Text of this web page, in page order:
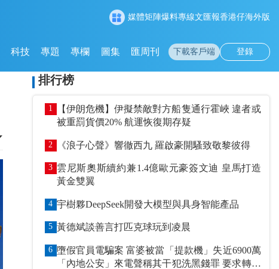
媒體矩陣爆料專線文匯報香港仔海外版
科技 專題 專欄 圖集 匯周刊 下載客戶端 登錄
排行榜
1
【伊朗危機】伊擬禁敵對方船隻通行霍峽 違者或
被重罰貨價20% 航運恢復期存疑
2 《浪子心聲》響徹西九 羅啟豪開騷致敬黎彼得
3 雲尼斯奧斯續約兼1.4億歐元豪簽文迪 皇馬打造
黃金雙翼
4 宇樹夥DeepSeek開發大模型與具身智能產品
5 黃德斌談善言打匹克球玩到凌晨
6 墮假官員電騙案 富婆被當「提款機」失近6900萬
「內地公安」來電聲稱其干犯洗黑錢罪 要求轉賬